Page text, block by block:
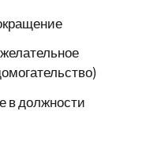
в должности